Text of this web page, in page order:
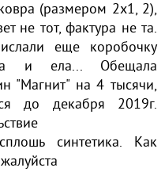
(размером 2х1, 2),
не тот, фактура не та.
еще коробочку
и ела... Обещала
"Магнит" на 4 тысячи,
до декабря 2019г.
синтетика. Как